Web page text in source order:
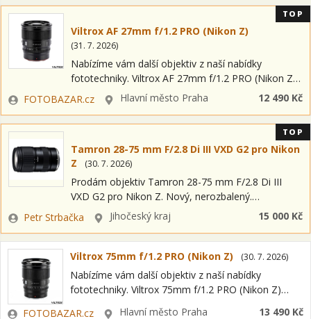
Viltrox AF 27mm f/1.2 PRO (Nikon Z)
(31. 7. 2026)
Nabízíme vám další objektiv z naší nabídky
fototechniky. Viltrox AF 27mm f/1.2 PRO (Nikon Z)
Jedná se o položku OPEN BOX = nový kus s plnou
zárukou a…
Zadavatel
FOTOBAZAR.cz LokalitaHlavní město Praha 12 490 Kč
TOP
Tamron 28-75 mm F/2.8 Di III VXD G2 pro Nikon
Z
(30. 7. 2026)
Prodám objektiv Tamron 28-75 mm F/2.8 Di III
VXD G2 pro Nikon Z. Nový, nerozbalený.
Zakoupeno v české distribuci v prosinci 2025. Petr
Strbačka strbacka@fototrade.cz tel.: 602 271…
Zadavatel
Petr Strbačka LokalitaJihočeský kraj 15 000 Kč
TOP
Viltrox 75mm f/1.2 PRO (Nikon Z) (30. 7. 2026)
Nabízíme vám další objektiv z naší nabídky
fototechniky. Viltrox 75mm f/1.2 PRO (Nikon Z)
Zadavatel
FOTOBAZAR.cz LokalitaHlavní město Praha 13 490 Kč